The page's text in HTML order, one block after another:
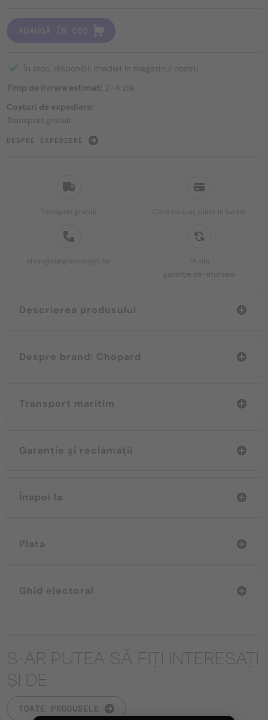
Transport gratuit Card bancar, plata la livrare
shop@sunglassmagic.hu
14 zile
garanție de returnare
Descrierea produsului
Despre brand: Chopard
Transport maritim
Garanție și reclamații
Înapoi la
Plata
Ghid electoral
ADAUGĂ ÎN COȘ
În stoc, disponibil imediat în magazinul nostru
Timp de livrare estimat: 2–4 zile
Costuri de expediere:
Transport gratuit
DESPRE EXPEDIERE
S-AR PUTEA SĂ FIȚI INTERESAȚI
ȘI DE
TOATE PRODUSELE